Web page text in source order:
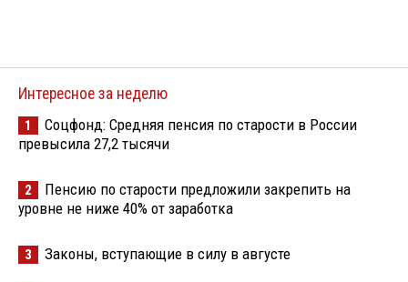
Интересное за неделю
1
Соцфонд: Средняя пенсия по старости в России
превысила 27,2 тысячи
2
Пенсию по старости предложили закрепить на
уровне не ниже 40% от заработка
3 Законы, вступающие в силу в августе